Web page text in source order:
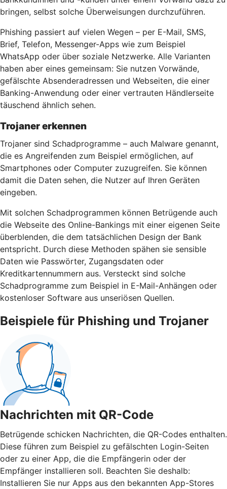
bringen, selbst solche Überweisungen durchzuführen.
Phishing passiert auf vielen Wegen – per E-Mail, SMS,
Brief, Telefon, Messenger-Apps wie zum Beispiel
WhatsApp oder über soziale Netzwerke. Alle Varianten
haben aber eines gemeinsam: Sie nutzen Vorwände,
gefälschte Absenderadressen und Webseiten, die einer
Banking-Anwendung oder einer vertrauten Händlerseite
täuschend ähnlich sehen.
Trojaner erkennen
Trojaner sind Schadprogramme – auch Malware genannt,
die es Angreifenden zum Beispiel ermöglichen, auf
Smartphones oder Computer zuzugreifen. Sie können
damit die Daten sehen, die Nutzer auf Ihren Geräten
eingeben.
Mit solchen Schadprogrammen können Betrügende auch
die Webseite des Online-Bankings mit einer eigenen Seite
überblenden, die dem tatsächlichen Design der Bank
entspricht. Durch diese Methoden spähen sie sensible
Daten wie Passwörter, Zugangsdaten oder
Kreditkartennummern aus. Versteckt sind solche
Schadprogramme zum Beispiel in E-Mail-Anhängen oder
kostenloser Software aus unseriösen Quellen.
Beispiele für Phishing und Trojaner
Nachrichten mit QR-Code
Betrügende schicken Nachrichten, die QR-Codes enthalten.
Diese führen zum Beispiel zu gefälschten Login-Seiten
oder zu einer App, die die Empfängerin oder der
Empfänger installieren soll. Beachten Sie deshalb:
Installieren Sie nur Apps aus den bekannten App-Stores